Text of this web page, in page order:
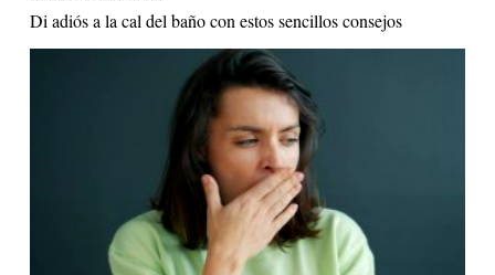
Di adiós a la cal del baño con estos sencillos consejos